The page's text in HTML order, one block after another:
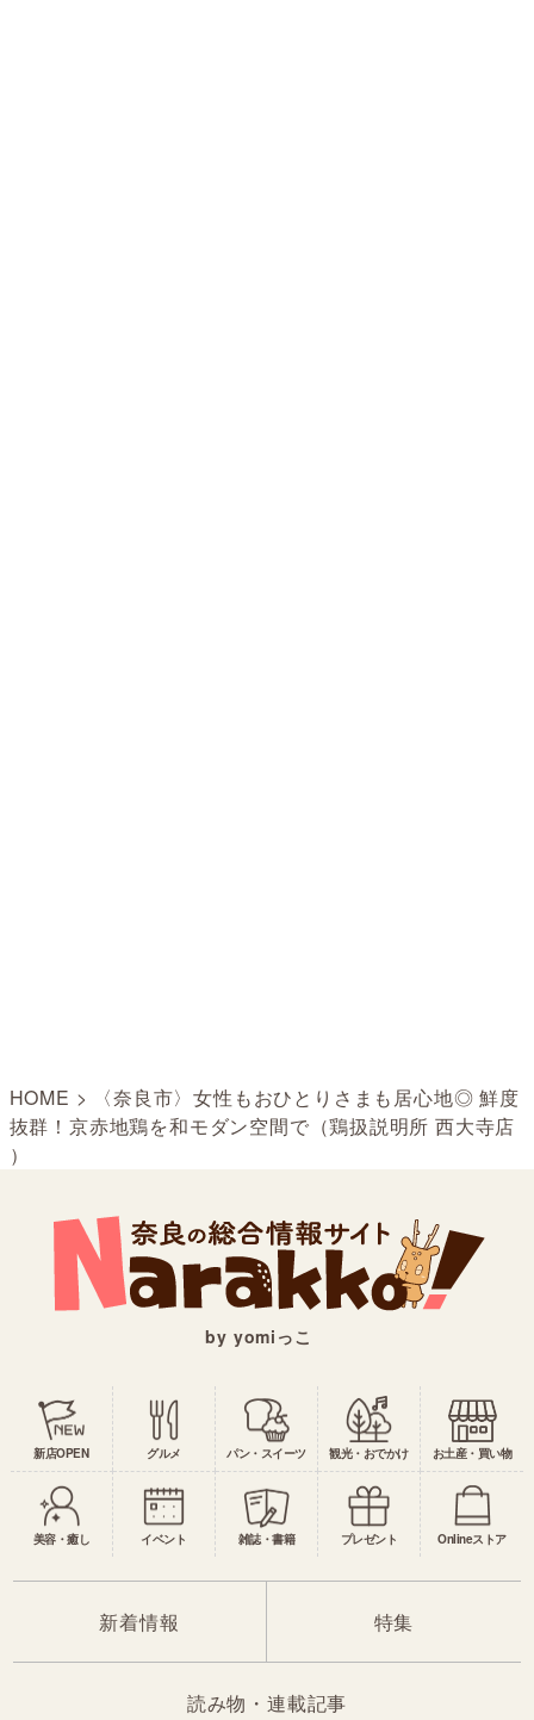
HOME >
〈奈良市〉女性もおひとりさまも居心地◎ 鮮度
抜群！京赤地鶏を和モダン空間で（鶏扱説明所 西大寺店
）
by yomiっこ
新店OPEN グルメ パン・スイーツ 観光・おでかけ お土産・買い物
美容・癒し イベント 雑誌・書籍 プレゼント Onlineストア
新着情報 特集
読み物・連載記事